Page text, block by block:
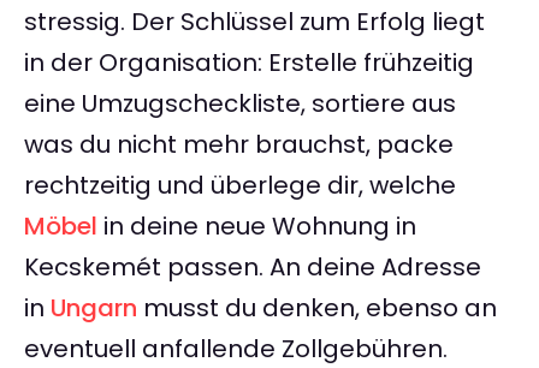
stressig. Der Schlüssel zum Erfolg liegt
in der Organisation: Erstelle frühzeitig
eine Umzugscheckliste, sortiere aus
was du nicht mehr brauchst, packe
rechtzeitig und überlege dir, welche
Möbel in deine neue Wohnung in
Kecskemét passen. An deine Adresse
in Ungarn musst du denken, ebenso an
eventuell anfallende Zollgebühren.